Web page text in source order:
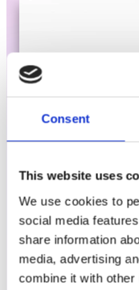
Consent
This website uses
We use cookies to
social media
share information
media, advertising
combine it with other